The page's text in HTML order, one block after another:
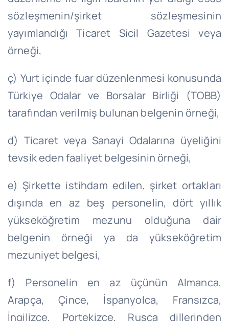
sözleşmenin/şirket sözleşmesinin
yayımlandığı Ticaret Sicil Gazetesi veya
örneği,
ç) Yurt içinde fuar düzenlenmesi konusunda
Türkiye Odalar ve Borsalar Birliği (TOBB)
tarafından verilmiş bulunan belgenin örneği,
d) Ticaret veya Sanayi Odalarına üyeliğini
tevsik eden faaliyet belgesinin örneği,
e) Şirkette istihdam edilen, şirket ortakları
dışında en az beş personelin, dört yıllık
yükseköğretim mezunu olduğuna dair
belgenin örneği ya da yükseköğretim
mezuniyet belgesi,
f) Personelin en az üçünün Almanca,
Arapça, Çince, İspanyolca, Fransızca,
İngilizce, Portekizce, Rusça dillerinden